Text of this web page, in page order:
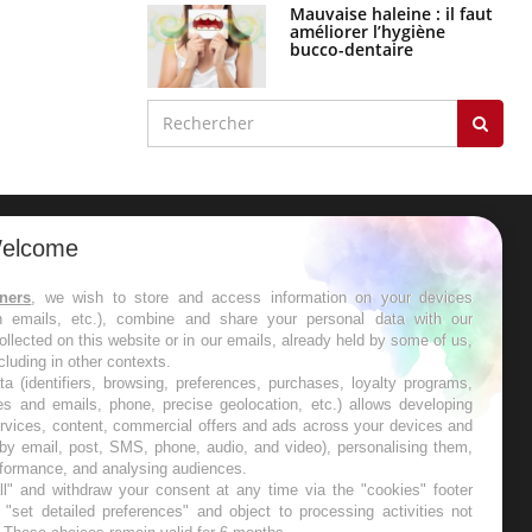
Mauvaise haleine : il faut
améliorer l’hygiène
bucco-dentaire
les semaines les meilleures
, we wish to store and access information on your devices
emails, etc.), combine and share your personal data with our
on this website or in our emails, already held by some of us,
in other contexts.
(identifiers, browsing, preferences, purchases, loyalty programs,
and emails, phone, precise geolocation, etc.) allows developing
content, commercial offers and ads across your devices and
email, post, SMS, phone, audio, and video), personalising them,
and analysing audiences.
and withdraw your consent at any time via the "cookies" footer
detailed preferences" and object to processing activities not